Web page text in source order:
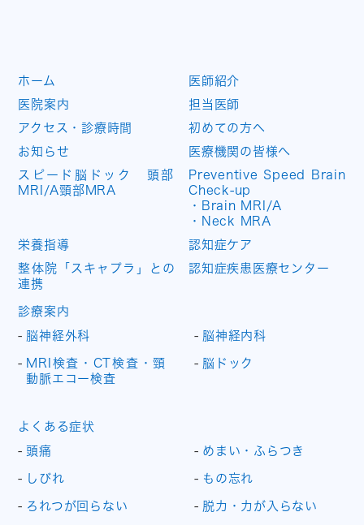
ホーム
医師紹介
医院案内
担当医師
アクセス・診療時間
初めての方へ
お知らせ
医療機関の皆様へ
スピード脳ドック 頭部
MRI/A頸部MRA
Preventive Speed Brain
Check-up
・Brain MRI/A
・Neck MRA
栄養指導
認知症ケア
整体院「スキャプラ」との
連携
認知症疾患医療センター
診療案内
脳神経外科
脳神経内科
MRI検査・CT検査・頸
動脈エコー検査
脳ドック
よくある症状
頭痛
めまい・ふらつき
しびれ もの忘れ
ろれつが回らない 脱力・力が入らない